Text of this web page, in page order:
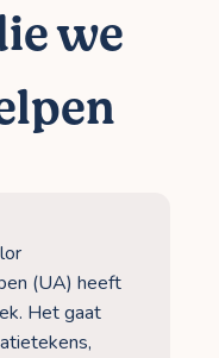
we
(UA) heeft
Het gaat